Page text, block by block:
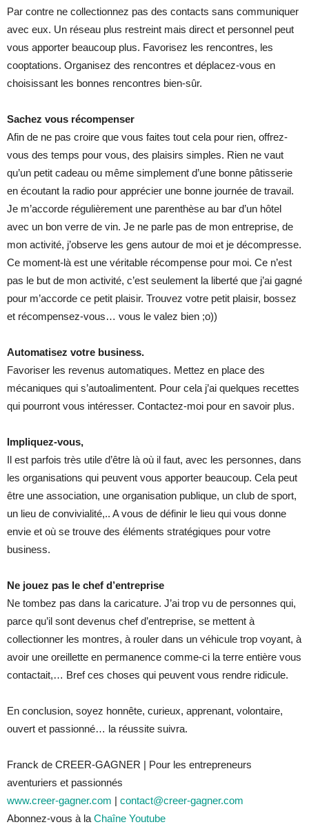
Par contre ne collectionnez pas des contacts sans communiquer
avec eux. Un réseau plus restreint mais direct et personnel peut
vous apporter beaucoup plus. Favorisez les rencontres, les
cooptations. Organisez des rencontres et déplacez-vous en
choisissant les bonnes rencontres bien-sûr.
Sachez vous récompenser
Afin de ne pas croire que vous faites tout cela pour rien, offrez-
vous des temps pour vous, des plaisirs simples. Rien ne vaut
qu’un petit cadeau ou même simplement d’une bonne pâtisserie
en écoutant la radio pour apprécier une bonne journée de travail.
Je m’accorde régulièrement une parenthèse au bar d’un hôtel
avec un bon verre de vin. Je ne parle pas de mon entreprise, de
mon activité, j’observe les gens autour de moi et je décompresse.
Ce moment-là est une véritable récompense pour moi. Ce n’est
pas le but de mon activité, c’est seulement la liberté que j’ai gagné
pour m’accorde ce petit plaisir. Trouvez votre petit plaisir, bossez
et récompensez-vous… vous le valez bien ;o))
Automatisez votre business.
Favoriser les revenus automatiques. Mettez en place des
mécaniques qui s’autoalimentent. Pour cela j’ai quelques recettes
qui pourront vous intéresser. Contactez-moi pour en savoir plus.
Impliquez-vous,
Il est parfois très utile d’être là où il faut, avec les personnes, dans
les organisations qui peuvent vous apporter beaucoup. Cela peut
être une association, une organisation publique, un club de sport,
un lieu de convivialité,.. A vous de définir le lieu qui vous donne
envie et où se trouve des éléments stratégiques pour votre
business.
Ne jouez pas le chef d’entreprise
Ne tombez pas dans la caricature. J’ai trop vu de personnes qui,
parce qu’il sont devenus chef d’entreprise, se mettent à
collectionner les montres, à rouler dans un véhicule trop voyant, à
avoir une oreillette en permanence comme-ci la terre entière vous
contactait,… Bref ces choses qui peuvent vous rendre ridicule.
En conclusion, soyez honnête, curieux, apprenant, volontaire,
ouvert et passionné… la réussite suivra.
Franck de CREER-GAGNER | Pour les entrepreneurs
aventuriers et passionnés
www.creer-gagner.com | contact@creer-gagner.com
Abonnez-vous à la Chaîne Youtube